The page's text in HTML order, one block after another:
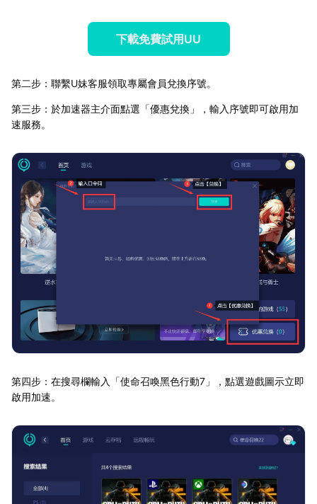
下載免費試用UU
第二步：聯繫U妹客服領取專屬會員兌換序號。
第三步：於加速器主介面點選「優惠兌換」，輸入序號即可啟用加
速服務。
第四步：在搜尋欄輸入「使命召喚黑色行動7」，點選遊戲圖示立即
啟用加速。